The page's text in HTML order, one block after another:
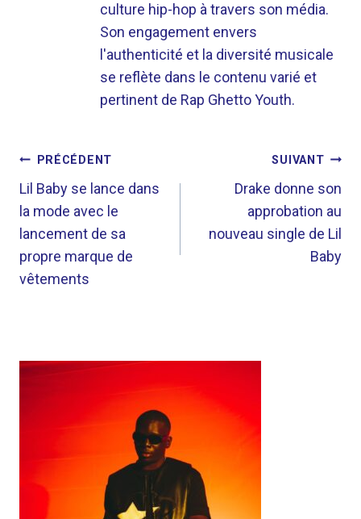
culture hip-hop à travers son média.
Son engagement envers
l'authenticité et la diversité musicale
se reflète dans le contenu varié et
pertinent de Rap Ghetto Youth.
NAVIGATION
DE
L’ARTICLE
PRÉCÉDENT
Lil Baby se lance dans
la mode avec le
lancement de sa
propre marque de
vêtements
SUIVANT
Drake donne son
approbation au
nouveau single de Lil
Baby